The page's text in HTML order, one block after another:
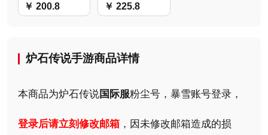
￥ 200.8 ￥ 225.8
炉石传说手游商品详情
本商品为炉石传说国际服粉尘号，暴雪账号登录，
登录后请立刻修改邮箱，因未修改邮箱造成的损